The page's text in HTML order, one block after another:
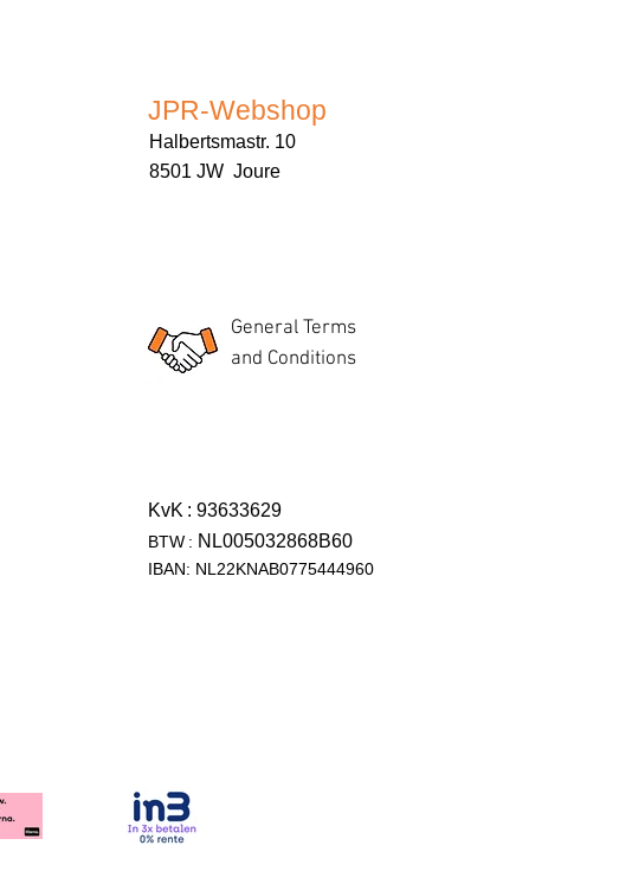
JPR-Webshop
Halbertsmastr. 10
8501 JW Joure
General Terms
and Conditions
KvK : 93633629
BTW : NL005032868B60
IBAN: NL22KNAB0775444960